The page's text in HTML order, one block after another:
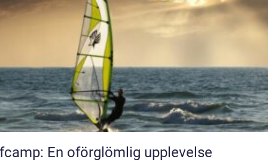
En oförglömlig upplevelse